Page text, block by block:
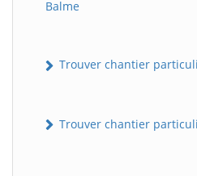
Balme
Trouver chantier
Trouver chantier